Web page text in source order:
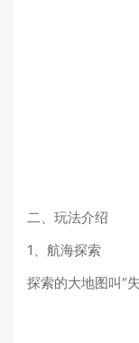
二、玩法介绍
1、航海探索
探索的大地图叫“